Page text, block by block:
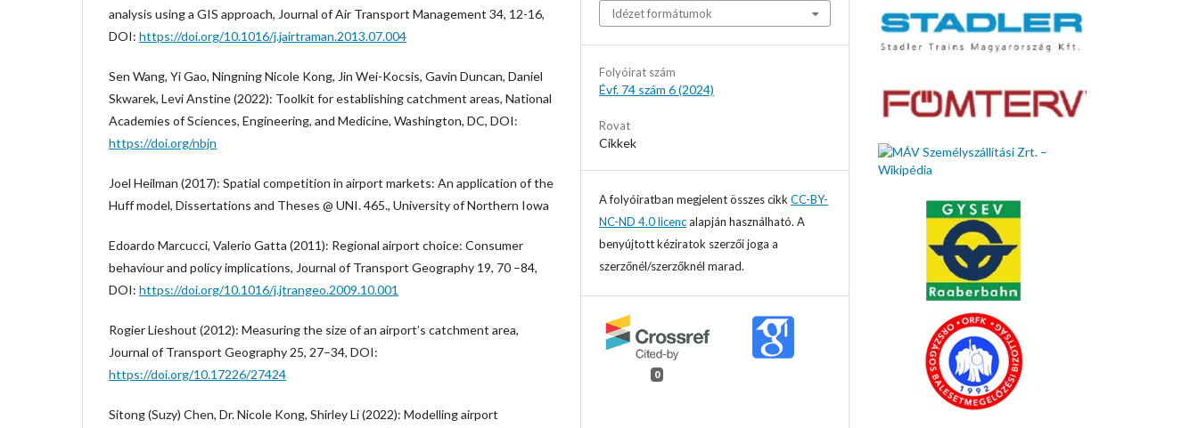
analysis using a GIS approach, Journal of Air Transport Management 34, 12-16,
DOI: https://doi.org/10.1016/j.jairtraman.2013.07.004
Sen Wang, Yi Gao, Ningning Nicole Kong, Jin Wei-Kocsis, Gavin Duncan, Daniel
Skwarek, Levi Anstine (2022): Toolkit for establishing catchment areas, National
Academies of Sciences, Engineering, and Medicine, Washington, DC, DOI:
https://doi.org/nbjn
Joel Heilman (2017): Spatial competition in airport markets: An application of the
Huff model, Dissertations and Theses @ UNI. 465., University of Northern Iowa
Edoardo Marcucci, Valerio Gatta (2011): Regional airport choice: Consumer
behaviour and policy implications, Journal of Transport Geography 19, 70 –84,
DOI: https://doi.org/10.1016/j.jtrangeo.2009.10.001
Rogier Lieshout (2012): Measuring the size of an airport’s catchment area,
Journal of Transport Geography 25, 27–34, DOI:
https://doi.org/10.17226/27424
Sitong (Suzy) Chen, Dr. Nicole Kong, Shirley Li (2022): Modelling airport
Idézet formátumok
Folyóirat szám
Évf. 74 szám 6 (2024)
Rovat
Cikkek
A folyóiratban megjelent összes cikkCC-BY-
NC-ND 4.0 licencalapján használható. A
benyújtott kéziratok szerzői joga a
szerzőnél/szerzőknél marad.
0